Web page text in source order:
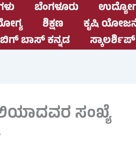
ಬೆಂಗಳೂರು ಉದ್ಯೋಗ
ಶಿಕ್ಷಣ ಕೃಷಿ
ಬಿಗ್ ಬಾಸ್ ಕನ್ನಡ ಸ್ಕಾಲರ್ಶಿಪ್
ಸಂಖ್ಯೆ